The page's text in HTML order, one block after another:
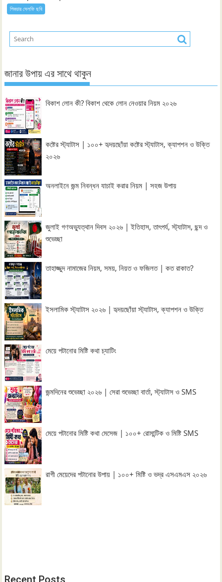
পিকচার সেলফি ছবি
জানার উপায় এর সাথে থাকুন
বিকাশ লোন কী? বিকাশ থেকে লোন নেওয়ার নিয়ম ২০২৬
কষ্টের স্ট্যাটাস | ১০০+ হৃদয়ছোঁয়া কষ্টের স্ট্যাটাস, ক্যাপশন ও উক্তি
২০২৬
অনলাইনে জন্ম নিবন্ধন যাচাই করার নিয়ম | সহজ উপায়
জুলাই গণঅভ্যুত্থান দিবস ২০২৬ | ইতিহাস, তাৎপর্য, স্ট্যাটাস, ছন্দ ও
শুভেচ্ছা
তাহাজ্জুদ নামাজের নিয়ম, সময়, নিয়ত ও ফজিলত | কত রাকাত?
ইসলামিক স্ট্যাটাস ২০২৬ | হৃদয়ছোঁয়া স্ট্যাটাস, ক্যাপশন ও উক্তি
মেয়ে পটানোর মিষ্টি কথা চ্যাটিং
জন্মদিনের শুভেচ্ছা ২০২৬ | সেরা শুভেচ্ছা বার্তা, স্ট্যাটাস ও SMS
মেয়ে পটানোর মিষ্টি কথা মেসেজ | ১০০+ রোমান্টিক ও মিষ্টি SMS
রাগী মেয়েদের পটানোর উপায় | ১০০+ মিষ্টি ও ভদ্র এসএমএস ২০২৬